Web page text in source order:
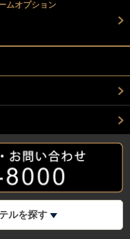
ムオプション
ルを探す